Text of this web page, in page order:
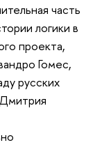
часть
логики в
проекта,
Гомес,
русских